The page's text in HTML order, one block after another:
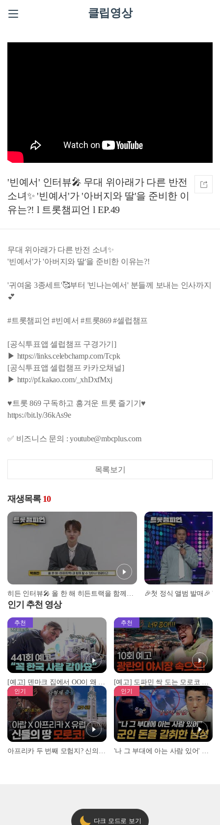
클립영상
'빈예서' 인터뷰🎤 무대 위아래가 다른 반전
소녀✨ '빈예서'가 '아버지와 딸'을 준비한 이
유는?! l 트롯챔피언 l EP.49
무대 위아래가 다른 반전 소녀✨
'빈예서'가 '아버지와 딸'을 준비한 이유는?!
'귀여움 3종세트'🥰부터 '빈나는예서' 분들께 보내는 인사까지
💕
#트롯챔피언 #빈예서 #트롯869 #셀럽챔프
[공식투표앱 셀럽챔프 구경가기]
▶ https://links.celebchamp.com/Tcpk
[공식투표앱 셀럽챔프 카카오채널]
▶ http://pf.kakao.com/_xhDxfMxj
♥트롯 869 구독하고 흥겨운 트롯 즐기기♥
https://bit.ly/36kAs9e
✅ 비즈니스 문의 : youtube@mbcplus.com
목록보기
재생목록 10
히든 인터뷰🎤 올 한 해 히든트랙을 함께한 소감과✨ 요즘 가장 많이 듣는 '숨은 명곡'은? l 트롯챔피언 l EP.53
인기 추천 영상
추천
[예고] 덴마크 집에서 OO이 왜 나와...? 이상할 정도로 한국을 사랑하는 우리 형을 제보합니다!
추천
[예고] 도파민 싹 도는 모로코 야시장 투어!
인기 인기
다크 모드로 보기